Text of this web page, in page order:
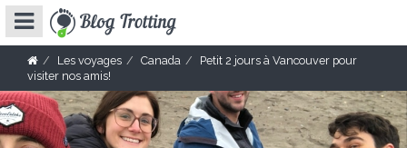
Les voyages Canada
Petit 2 jours à Vancouver pour
visiter nos amis!